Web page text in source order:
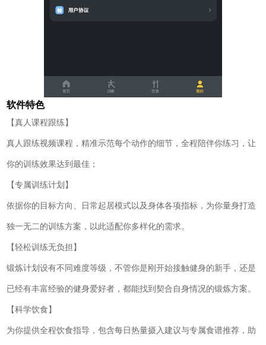
软件特色
【真人课程跟练】
真人跟练视频课程，精准示范每个动作的细节，全程陪伴你练习，让
你的训练效果达到最佳；
【专属训练计划】
依据你的目标方向、日常起居模式以及身体各项指标，为你量身打造
独一无二的训练方案，以此适配你多样化的需求。
【轻松训练无负担】
锻炼计划设有不同难度等级，不管你是刚开始接触健身的新手，还是
已经有丰富经验的健身爱好者，都能找到契合自身情况的锻炼方案。
【科学饮食】
为你提供全程饮食指导，包含每日热量摄入建议与专属食谱推荐，助